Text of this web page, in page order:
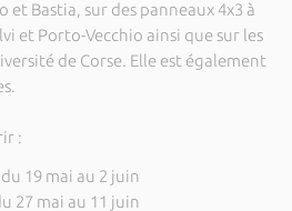
et Bastia, sur des panneaux 4x3 à
et Porto-Vecchio ainsi que sur les
de Corse. Elle est également
:
19 mai au 2 juin
27 mai au 11 juin